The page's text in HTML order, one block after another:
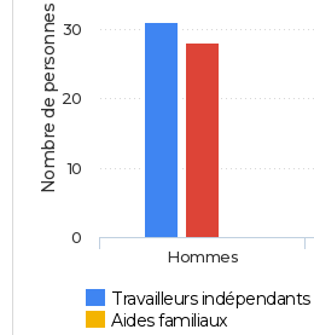
Nombre de personnes
Travailleurs indépendants
Aides familiaux
Hommes
0
10
20
30